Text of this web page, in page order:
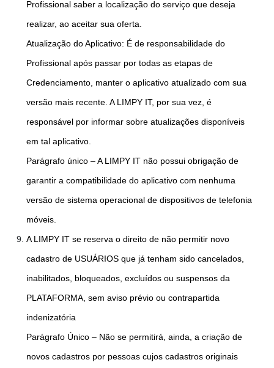
Profissional saber a localização do serviço que deseja
realizar, ao aceitar sua oferta.
Atualização do Aplicativo: É de responsabilidade do
Profissional após passar por todas as etapas de
Credenciamento, manter o aplicativo atualizado com sua
versão mais recente. A LIMPY IT, por sua vez, é
responsável por informar sobre atualizações disponíveis
em tal aplicativo.
Parágrafo único – A LIMPY IT não possui obrigação de
garantir a compatibilidade do aplicativo com nenhuma
versão de sistema operacional de dispositivos de telefonia
móveis.
A LIMPY IT se reserva o direito de não permitir novo
cadastro de USUÁRIOS que já tenham sido cancelados,
inabilitados, bloqueados, excluídos ou suspensos da
PLATAFORMA, sem aviso prévio ou contrapartida
indenizatória
Parágrafo Único – Não se permitirá, ainda, a criação de
novos cadastros por pessoas cujos cadastros originais